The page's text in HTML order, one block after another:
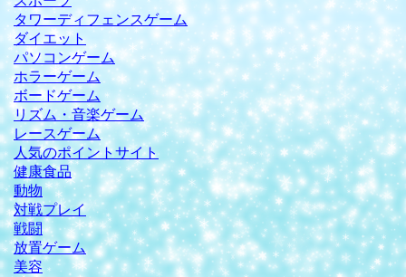
タワーディフェンスゲーム
ダイエット
パソコンゲーム
ホラーゲーム
ボードゲーム
リズム・音楽ゲーム
レースゲーム
人気のポイントサイト
健康食品
動物
対戦プレイ
戦闘
放置ゲーム
美容